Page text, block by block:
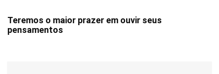
Teremos o maior prazer em ouvir seus
pensamentos